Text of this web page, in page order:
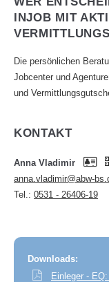
INJOB MIT
Die persönlichen
Jobcenter und
und
KONTAKT
Anna Vladimir
anna.vladimir@abw-
Tel.: 0531 - 26406-19
Downloads:
Einleger -